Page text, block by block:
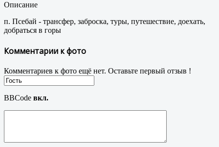
Описание
п. Псебай - трансфер, заброска, туры, путешествие, доехать,
добраться в горы
Комментарии к фото
Комментариев к фото ещё нет. Оставьте первый отзыв !
BBCode вкл.